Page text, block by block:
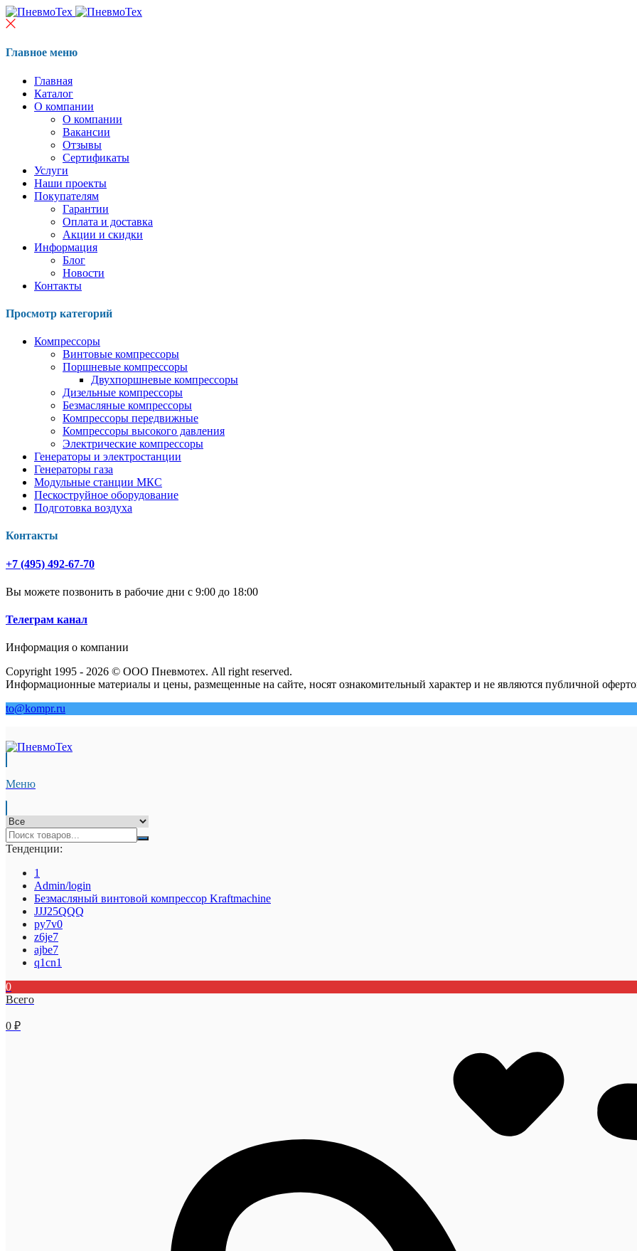
Главное меню
Главная
Каталог
О компании
О компании
Вакансии
Отзывы
Сертификаты
Услуги
Наши проекты
Покупателям
Гарантии
Оплата и доставка
Акции и скидки
Информация
Блог
Новости
Контакты
Просмотр категорий
Компрессоры
Винтовые компрессоры
Поршневые компрессоры
Двухпоршневые компрессоры
Дизельные компрессоры
Безмасляные компрессоры
Компрессоры передвижные
Компрессоры высокого давления
Электрические компрессоры
Генераторы и электростанции
Генераторы газа
Модульные станции МКС
Пескоструйное оборудование
Подготовка воздуха
Контакты
+7 (495) 492-67-70
Вы можете позвонить в рабочие дни с 9:00 до 18:00
Телеграм канал
Информация о компании
Copyright 1995 - 2026 © ООО Пневмотех. All right reserved.
Информационные материалы и цены, размещенные на сайте, носят ознакомительный характер и не являются публичной
to@kompr.ru
Меню
Тенденции:
1
Admin/login
Безмасляный винтовой компрессор Kraftmaсhine
JJJ25QQQ
py7v0
z6je7
ajbe7
q1cn1
0
Всего
0 ₽